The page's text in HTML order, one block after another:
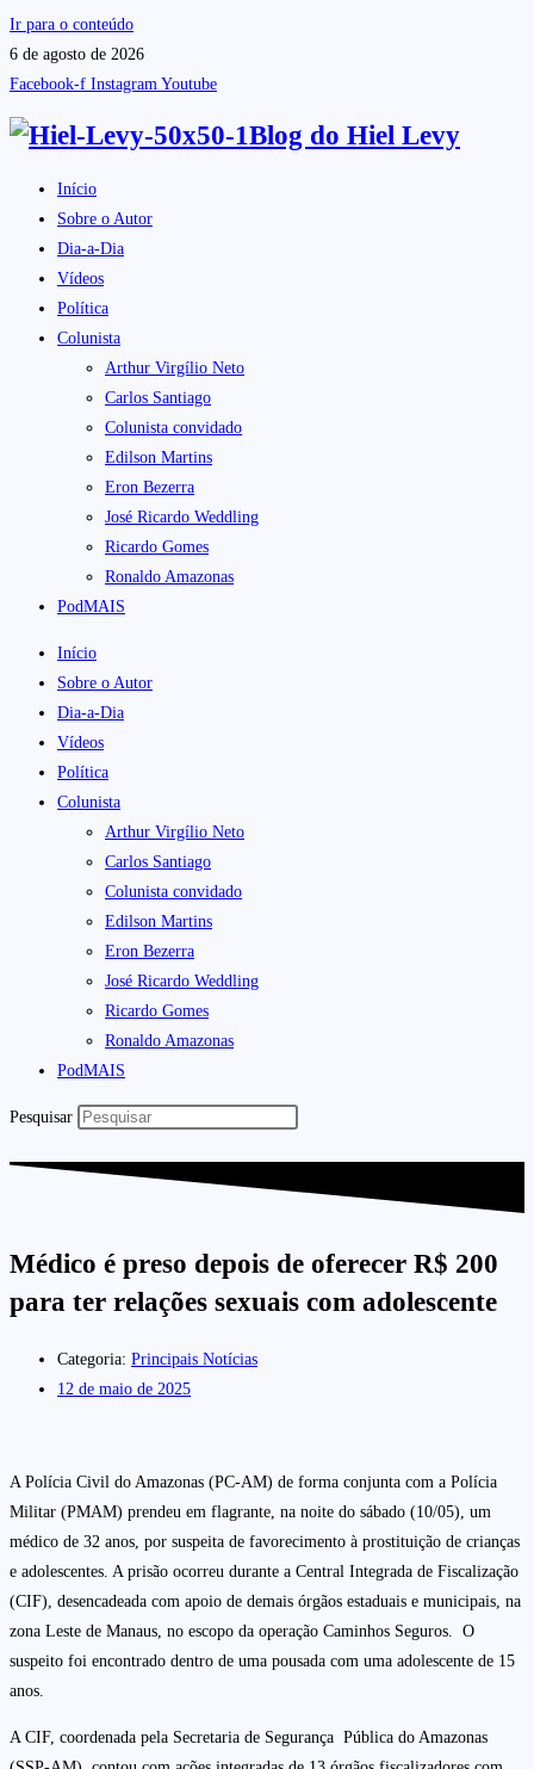
Ir para o conteúdo
6 de agosto de 2026
Facebook-f Instagram Youtube
Blog do Hiel Levy
Início
Sobre o Autor
Dia-a-Dia
Vídeos
Política
Colunista
Arthur Virgílio Neto
Carlos Santiago
Colunista convidado
Edilson Martins
Eron Bezerra
José Ricardo Weddling
Ricardo Gomes
Ronaldo Amazonas
PodMAIS
Início
Sobre o Autor
Dia-a-Dia
Vídeos
Política
Colunista
Arthur Virgílio Neto
Carlos Santiago
Colunista convidado
Edilson Martins
Eron Bezerra
José Ricardo Weddling
Ricardo Gomes
Ronaldo Amazonas
PodMAIS
Pesquisar
Médico é preso depois de oferecer R$ 200
para ter relações sexuais com adolescente
Categoria: Principais Notícias
12 de maio de 2025
A Polícia Civil do Amazonas (PC-AM) de forma conjunta com a Polícia
Militar (PMAM) prendeu em flagrante, na noite do sábado (10/05), um
médico de 32 anos, por suspeita de favorecimento à prostituição de crianças
e adolescentes. A prisão ocorreu durante a Central Integrada de Fiscalização
(CIF), desencadeada com apoio de demais órgãos estaduais e municipais, na
zona Leste de Manaus, no escopo da operação Caminhos Seguros. O
suspeito foi encontrado dentro de uma pousada com uma adolescente de 15
anos.
A CIF, coordenada pela Secretaria de Segurança Pública do Amazonas